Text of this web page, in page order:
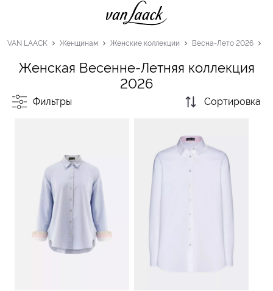
VAN LAACK Женщинам Женские коллекции Весна-Лето 2026
Женская Весенне-Летняя коллекция
2026
Фильтры Сортировка